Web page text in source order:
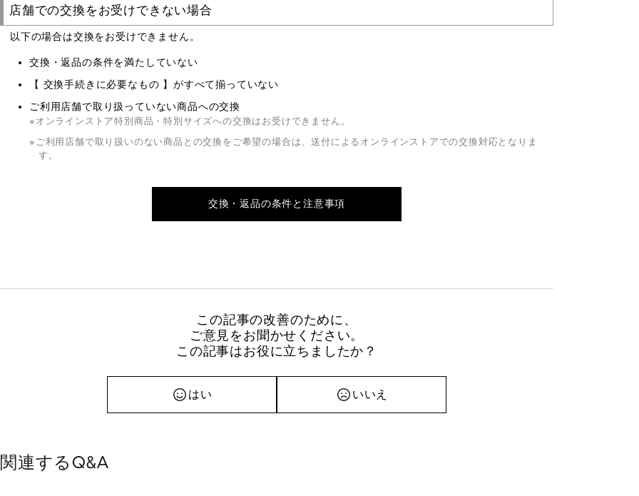
店舗での交換をお受けできない場合
以下の場合は交換をお受けできません。
交換・返品の条件を満たしていない
【 交換手続きに必要なもの 】がすべて揃っていない
ご利用店舗で取り扱っていない商品への交換
オンラインストア特別商品・特別サイズへの交換はお受けできません。
ご利用店舗で取り扱いのない商品との交換をご希望の場合は、送付によるオンラインストアでの交換対応となりま
す。
交換・返品の条件と注意事項
この記事の改善のために、
ご意見をお聞かせください。
この記事はお役に立ちましたか？
はい いいえ
関連するQ&A